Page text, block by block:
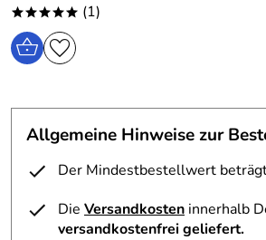
***** (1)
Allgemeine Hinweise zur
Der Mindestbestellwert
Die Versandkosten innerhalb
versandkostenfrei geliefert.